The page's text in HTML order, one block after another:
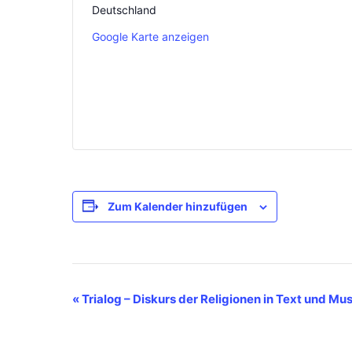
Deutschland
Google Karte anzeigen
Zum Kalender hinzufügen
V
«Trialog – Diskurs der Religionen in Text und